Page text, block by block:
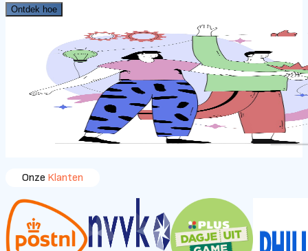
Ontdek hoe
Onze Klanten